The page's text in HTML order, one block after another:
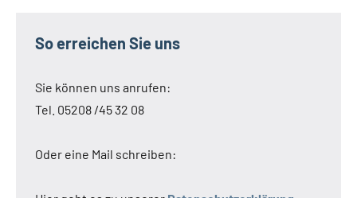
So erreichen Sie uns
Sie können uns anrufen:
Tel. 05208 /45 32 08
Oder eine Mail schreiben: